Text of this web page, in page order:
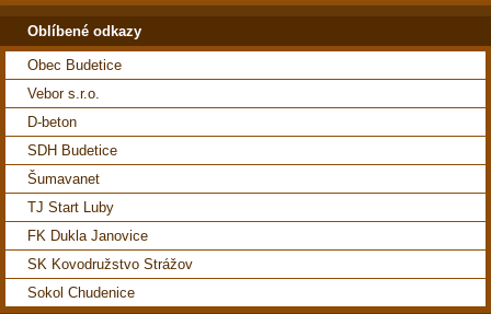
Oblíbené odkazy
Obec Budetice
Vebor s.r.o.
D-beton
SDH Budetice
Šumavanet
TJ Start Luby
FK Dukla Janovice
SK Kovodružstvo Strážov
Sokol Chudenice